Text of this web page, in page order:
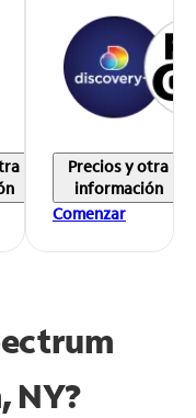
Precios y otra
información
Comenzar
NY?